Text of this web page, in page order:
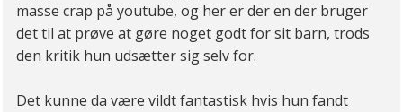
masse crap på youtube, og her er der en der bruger
det til at prøve at gøre noget godt for sit barn, trods
den kritik hun udsætter sig selv for.
Det kunne da være vildt fantastisk hvis hun fandt